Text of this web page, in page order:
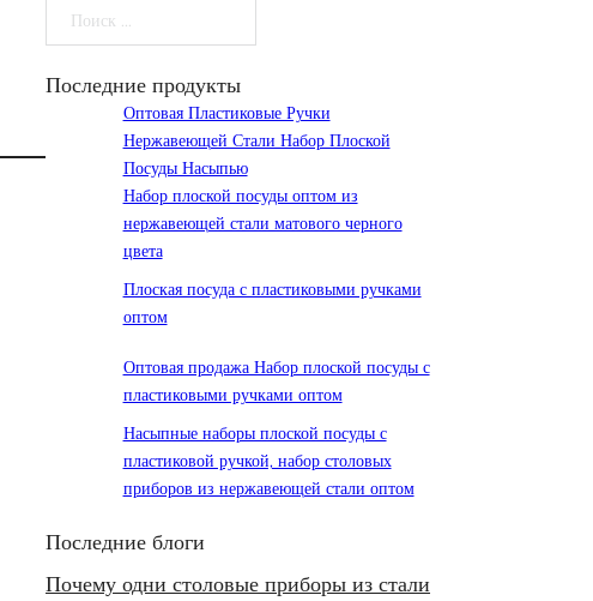
Поиск
Последние продукты
Оптовая Пластиковые Ручки
Нержавеющей Стали Набор Плоской
Посуды Насыпью
Набор плоской посуды оптом из
нержавеющей стали матового черного
цвета
Плоская посуда с пластиковыми ручками
оптом
Оптовая продажа Набор плоской посуды с
пластиковыми ручками оптом
Насыпные наборы плоской посуды с
пластиковой ручкой, набор столовых
приборов из нержавеющей стали оптом
Последние блоги
Почему одни столовые приборы из стали